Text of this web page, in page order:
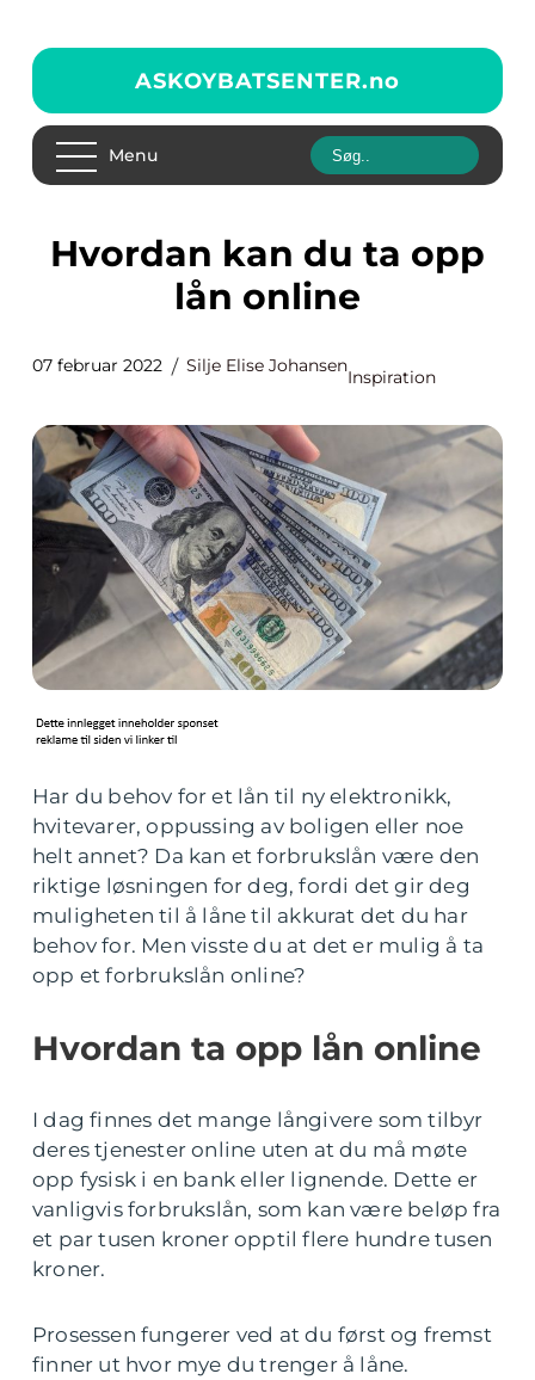
ASKOYBATSENTER.no
Menu
Hvordan kan du ta opp
lån online
07 februar 2022 Silje Elise Johansen
Inspiration
Har du behov for et lån til ny elektronikk,
hvitevarer, oppussing av boligen eller noe
helt annet? Da kan et forbrukslån være den
riktige løsningen for deg, fordi det gir deg
muligheten til å låne til akkurat det du har
behov for. Men visste du at det er mulig å ta
opp et forbrukslån online?
Hvordan ta opp lån online
I dag finnes det mange långivere som tilbyr
deres tjenester online uten at du må møte
opp fysisk i en bank eller lignende. Dette er
vanligvis forbrukslån, som kan være beløp fra
et par tusen kroner opptil flere hundre tusen
kroner.
Prosessen fungerer ved at du først og fremst
finner ut hvor mye du trenger å låne.